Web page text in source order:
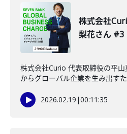
株式会社
梨花さん #3
株式会社Curio 代表取締役の平
からグローバル企業を生み出す
2026.02.19 |00:11:35